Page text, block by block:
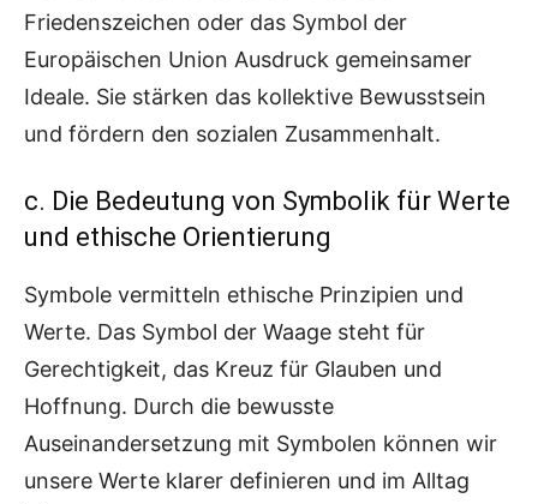
Friedenszeichen oder das Symbol der
Europäischen Union Ausdruck gemeinsamer
Ideale. Sie stärken das kollektive Bewusstsein
und fördern den sozialen Zusammenhalt.
c. Die Bedeutung von Symbolik für Werte
und ethische Orientierung
Symbole vermitteln ethische Prinzipien und
Werte. Das Symbol der Waage steht für
Gerechtigkeit, das Kreuz für Glauben und
Hoffnung. Durch die bewusste
Auseinandersetzung mit Symbolen können wir
unsere Werte klarer definieren und im Alltag